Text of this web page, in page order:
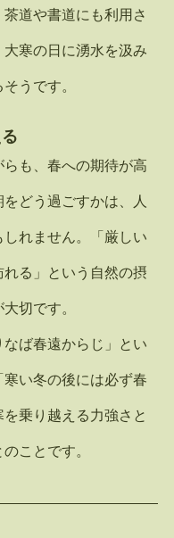
道や書道にも利用さ
寒の日に湧水を汲み
うです。
も、春への期待が高
どう過ごすかは、人
れません。「厳しい
る」という自然の摂
切です。
ば春遠からじ」とい
い冬の後には必ず春
乗り越える力強さと
ことです。